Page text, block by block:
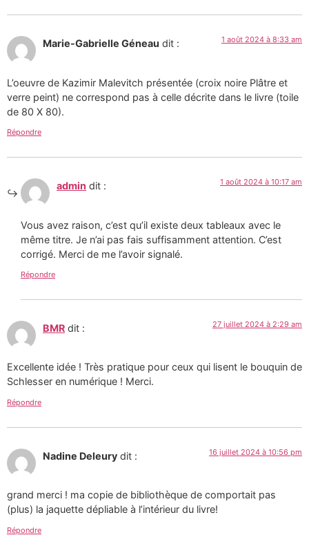
Marie-Gabrielle Géneau dit : 1 août 2024 à 8:33 am
L’oeuvre de Kazimir Malevitch présentée (croix noire Plâtre et
verre peint) ne correspond pas à celle décrite dans le livre (toile
de 80 X 80).
Répondre
admin dit : 1 août 2024 à 10:17 am
Vous avez raison, c’est qu’il existe deux tableaux avec le
même titre. Je n’ai pas fais suffisamment attention. C’est
corrigé. Merci de me l’avoir signalé.
Répondre
BMR dit : 27 juillet 2024 à 2:29 am
Excellente idée ! Très pratique pour ceux qui lisent le bouquin de
Schlesser en numérique ! Merci.
Répondre
Nadine Deleury dit : 16 juillet 2024 à 10:56 pm
grand merci ! ma copie de bibliothèque de comportait pas
(plus) la jaquette dépliable à l’intérieur du livre!
Répondre